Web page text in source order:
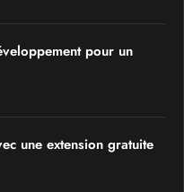
pour un
une extension gratuite